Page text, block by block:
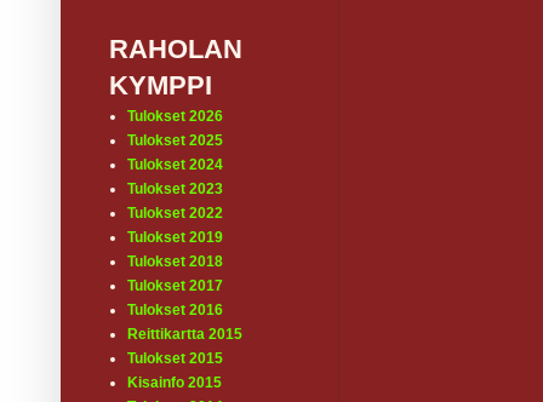
RAHOLAN
KYMPPI
Tulokset 2026
Tulokset 2025
Tulokset 2024
Tulokset 2023
Tulokset 2022
Tulokset 2019
Tulokset 2018
Tulokset 2017
Tulokset 2016
Reittikartta 2015
Tulokset 2015
Kisainfo 2015